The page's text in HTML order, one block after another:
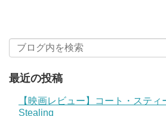
最近の投稿
【映画レビュー】コート・ステ
Stealing